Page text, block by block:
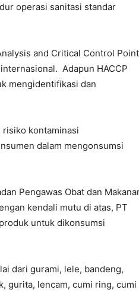
operasi sanitasi standar
and Critical Control Point
Adapun HACCP
mengidentifikasi dan
risiko kontaminasi
dalam mengonsumsi
Pengawas Obat dan
kendali mutu di atas, PT
untuk dikonsumsi
dari gurami, lele, bandeng,
gurita, lencam, cumi ring, cumi